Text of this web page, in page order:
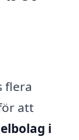
flera
att
i